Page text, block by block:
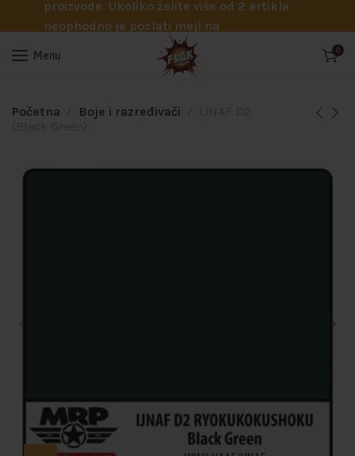
proizvode. Ukoliko želite više od 2 artikla
neophodno je poslati mejl na
info@flakhobby.com sa preciznim šiframa
proizvoda. Svakako nas možete pozvati
potrebna pomoć oko odabira.
Menu 0
Početna Boje i razređivači